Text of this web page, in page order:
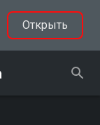
Открыть